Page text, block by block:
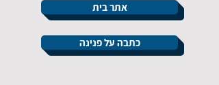
אתר בית
כתבה על פנינה